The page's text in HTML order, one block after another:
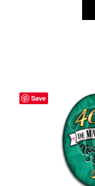
Save